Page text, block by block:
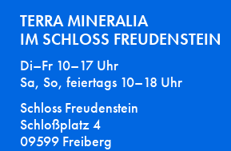
TERRA MINERALIA
IM SCHLOSS FREUDENSTEIN
Di–Fr 10–17 Uhr
Sa, So, feiertags 10–18 Uhr
Schloss Freudenstein
Schloßplatz 4
09599 Freiberg